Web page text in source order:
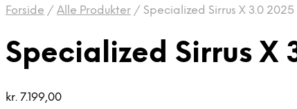
Forside / Alle Produkter / Specialized Sirrus X 3.0
Specialized Sirrus X
kr. 7.199,00